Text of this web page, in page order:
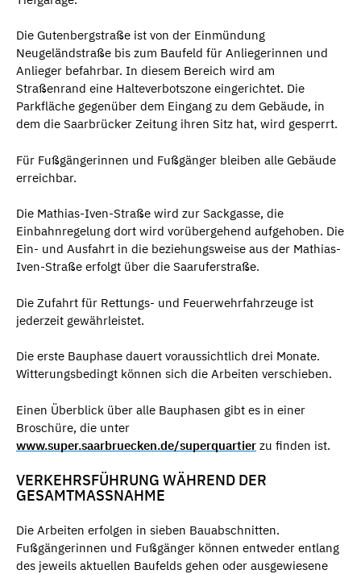
Die Gutenbergstraße ist von der Einmündung
Neugeländstraße bis zum Baufeld für Anliegerinnen und
Anlieger befahrbar. In diesem Bereich wird am
Straßenrand eine Halteverbotszone eingerichtet. Die
Parkfläche gegenüber dem Eingang zu dem Gebäude, in
dem die Saarbrücker Zeitung ihren Sitz hat, wird gesperrt.
Für Fußgängerinnen und Fußgänger bleiben alle Gebäude
erreichbar.
Die Mathias-Iven-Straße wird zur Sackgasse, die
Einbahnregelung dort wird vorübergehend aufgehoben. Die
Ein- und Ausfahrt in die beziehungsweise aus der Mathias-
Iven-Straße erfolgt über die Saaruferstraße.
Die Zufahrt für Rettungs- und Feuerwehrfahrzeuge ist
jederzeit gewährleistet.
Die erste Bauphase dauert voraussichtlich drei Monate.
Witterungsbedingt können sich die Arbeiten verschieben.
Einen Überblick über alle Bauphasen gibt es in einer
Broschüre, die unter
www.super.saarbruecken.de/superquartier zu finden ist.
VERKEHRSFÜHRUNG WÄHREND DER
GESAMTMASSNAHME
Die Arbeiten erfolgen in sieben Bauabschnitten.
Fußgängerinnen und Fußgänger können entweder entlang
des jeweils aktuellen Baufelds gehen oder ausgewiesene